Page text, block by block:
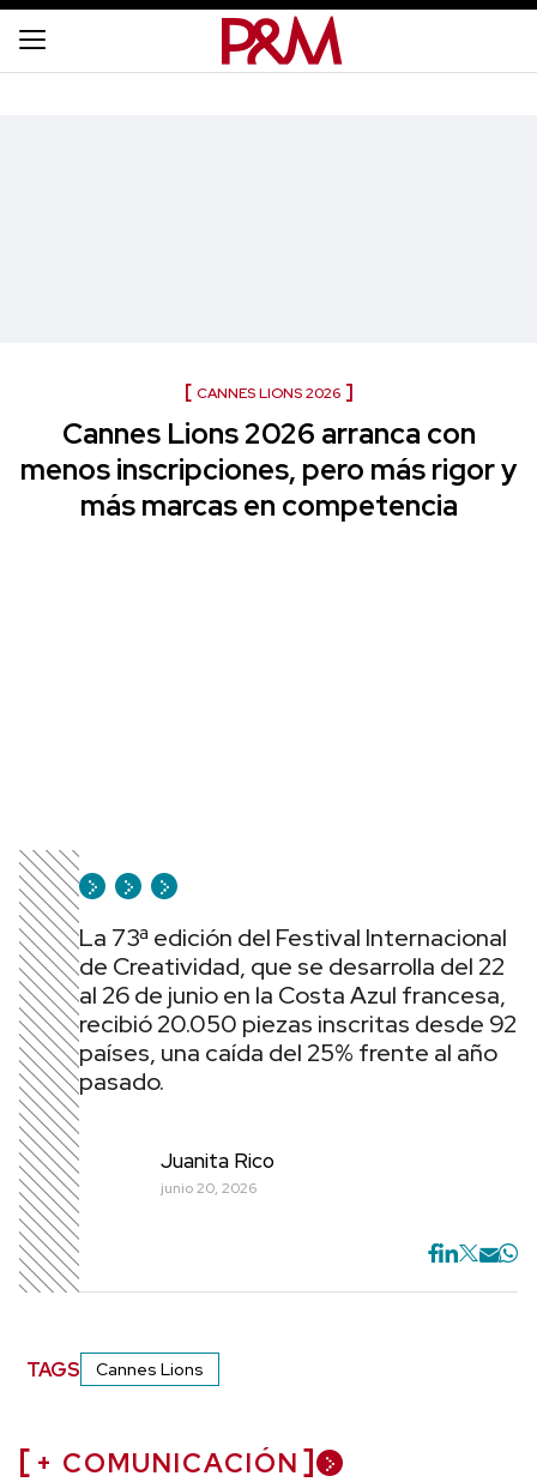
CANNES LIONS 2026
Cannes Lions 2026 arranca con
menos inscripciones, pero más rigor y
más marcas en competencia
La 73ª edición del Festival Internacional
de Creatividad, que se desarrolla del 22
al 26 de junio en la Costa Azul francesa,
recibió 20.050 piezas inscritas desde 92
países, una caída del 25% frente al año
pasado.
Juanita Rico
junio 20, 2026
TAGS Cannes Lions
+ COMUNICACIÓN